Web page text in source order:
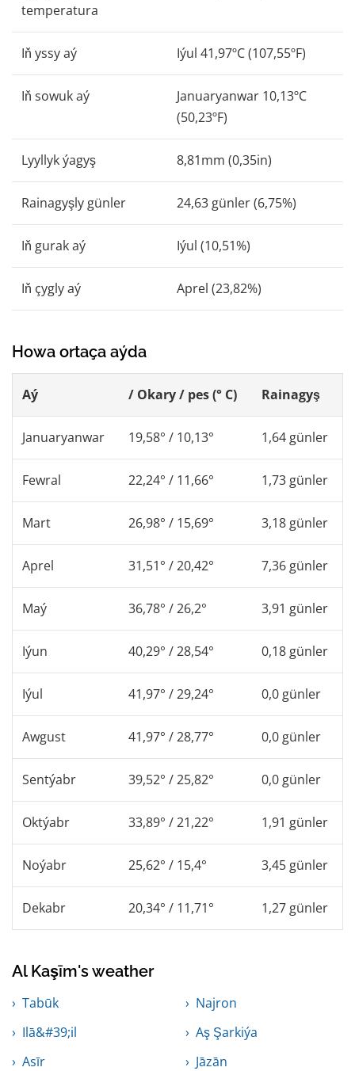
temperatura
Iň yssy aý Iýul 41,97ºC (107,55ºF)
Iň sowuk aý
Januaryanwar 10,13ºC
(50,23ºF)
Lyyllyk ýagyş 8,81mm (0,35in)
Rainagyşly günler 24,63 günler (6,75%)
Iň gurak aý Iýul (10,51%)
Iň çygly aý Aprel (23,82%)
Howa ortaça aýda
Aý / Okary / pes (° C) Rainagyş
Januaryanwar 19,58° / 10,13° 1,64 günler
Fewral 22,24° / 11,66° 1,73 günler
Mart 26,98° / 15,69° 3,18 günler
Aprel 31,51° / 20,42° 7,36 günler
Maý 36,78° / 26,2° 3,91 günler
Iýun 40,29° / 28,54° 0,18 günler
Iýul 41,97° / 29,24° 0,0 günler
Awgust 41,97° / 28,77° 0,0 günler
Sentýabr 39,52° / 25,82° 0,0 günler
Oktýabr 33,89° / 21,22° 1,91 günler
Noýabr 25,62° / 15,4° 3,45 günler
Dekabr 20,34° / 11,71° 1,27 günler
Al Kaşīm's weather
Tabūk
Najron
Ilā&#39;il
Aş Şarkiýa
Asīr
Jāzān